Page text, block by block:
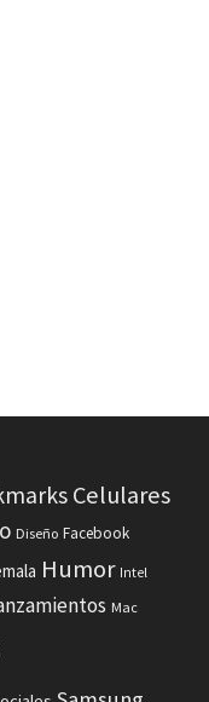
Celulares
Diseño Facebook
Humor Intel
Mac